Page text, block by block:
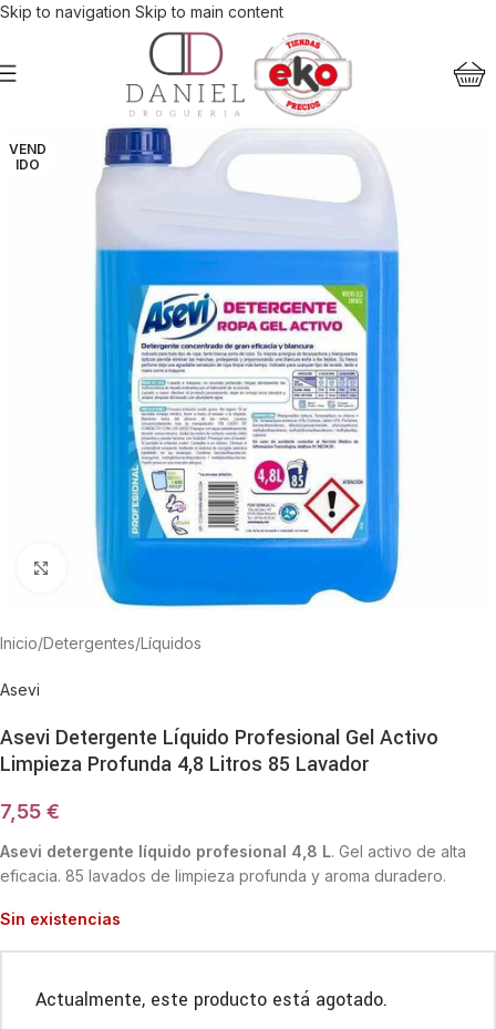
Skip to navigation Skip to main content
VEND
IDO
Haga Click para agrandar
Inicio/Detergentes/Líquidos
Asevi
Asevi Detergente Líquido Profesional Gel Activo
Limpieza Profunda 4,8 Litros 85 Lavador
7,55 €
Asevi detergente líquido profesional 4,8 L. Gel activo de alta
eficacia. 85 lavados de limpieza profunda y aroma duradero.
Sin existencias
Actualmente, este producto está agotado.